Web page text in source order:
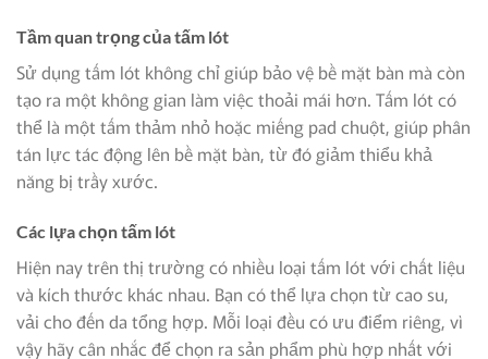
Tầm quan trọng của tấm lót
Sử dụng tấm lót không chỉ giúp bảo vệ bề mặt bàn mà còn
tạo ra một không gian làm việc thoải mái hơn. Tấm lót có
thể là một tấm thảm nhỏ hoặc miếng pad chuột, giúp phân
tán lực tác động lên bề mặt bàn, từ đó giảm thiểu khả
năng bị trầy xước.
Các lựa chọn tấm lót
Hiện nay trên thị trường có nhiều loại tấm lót với chất liệu
và kích thước khác nhau. Bạn có thể lựa chọn từ cao su,
vải cho đến da tổng hợp. Mỗi loại đều có ưu điểm riêng, vì
vậy hãy cân nhắc để chọn ra sản phẩm phù hợp nhất với